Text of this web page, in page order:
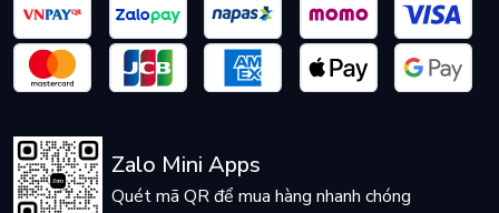
Zalo Mini Apps
Quét mã QR để mua hàng nhanh chóng